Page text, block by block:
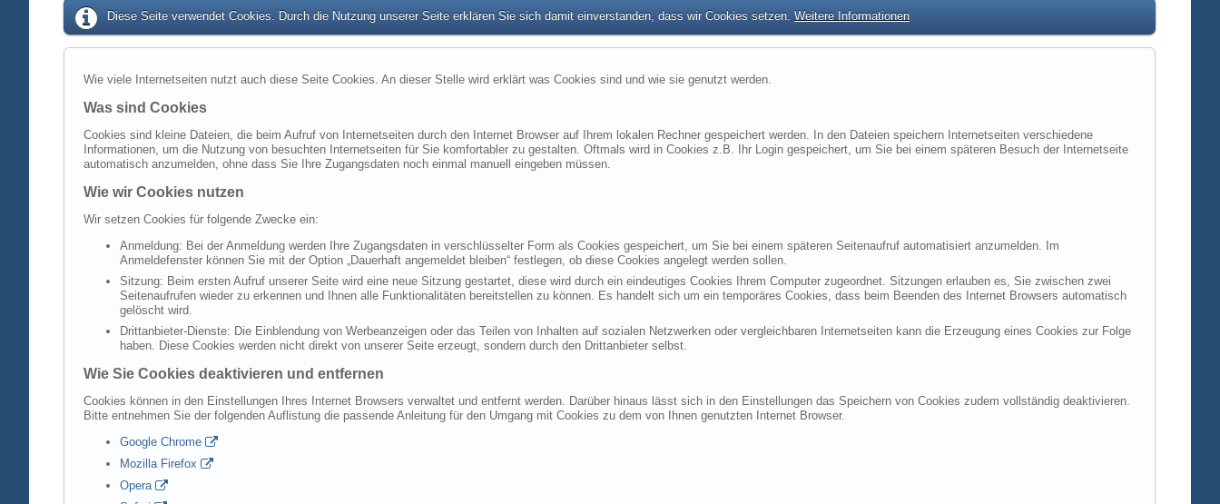
Diese Seite verwendet Cookies. Durch die Nutzung unserer Seite erklären Sie sich damit einverstanden, dass wir Cookies setzen. Weitere Informationen
Wie viele Internetseiten nutzt auch diese Seite Cookies. An dieser Stelle wird erklärt was Cookies sind und wie sie genutzt werden.
Was sind Cookies
Cookies sind kleine Dateien, die beim Aufruf von Internetseiten durch den Internet Browser auf Ihrem lokalen Rechner gespeichert werden. In den Dateien speichern Internetseiten verschiedene
Informationen, um die Nutzung von besuchten Internetseiten für Sie komfortabler zu gestalten. Oftmals wird in Cookies z.B. Ihr Login gespeichert, um Sie bei einem späteren Besuch der Internetseite
automatisch anzumelden, ohne dass Sie Ihre Zugangsdaten noch einmal manuell eingeben müssen.
Wie wir Cookies nutzen
Wir setzen Cookies für folgende Zwecke ein:
Anmeldung: Bei der Anmeldung werden Ihre Zugangsdaten in verschlüsselter Form als Cookies gespeichert, um Sie bei einem späteren Seitenaufruf automatisiert anzumelden. Im
Anmeldefenster können Sie mit der Option „Dauerhaft angemeldet bleiben“ festlegen, ob diese Cookies angelegt werden sollen.
Sitzung: Beim ersten Aufruf unserer Seite wird eine neue Sitzung gestartet, diese wird durch ein eindeutiges Cookies Ihrem Computer zugeordnet. Sitzungen erlauben es, Sie zwischen zwei
Seitenaufrufen wieder zu erkennen und Ihnen alle Funktionalitäten bereitstellen zu können. Es handelt sich um ein temporäres Cookies, dass beim Beenden des Internet Browsers automatisch
gelöscht wird.
Drittanbieter-Dienste: Die Einblendung von Werbeanzeigen oder das Teilen von Inhalten auf sozialen Netzwerken oder vergleichbaren Internetseiten kann die Erzeugung eines Cookies zur Folge
haben. Diese Cookies werden nicht direkt von unserer Seite erzeugt, sondern durch den Drittanbieter selbst.
Wie Sie Cookies deaktivieren und entfernen
Cookies können in den Einstellungen Ihres Internet Browsers verwaltet und entfernt werden. Darüber hinaus lässt sich in den Einstellungen das Speichern von Cookies zudem vollständig deaktivieren.
Bitte entnehmen Sie der folgenden Auflistung die passende Anleitung für den Umgang mit Cookies zu dem von Ihnen genutzten Internet Browser.
Google Chrome
Mozilla Firefox
Opera